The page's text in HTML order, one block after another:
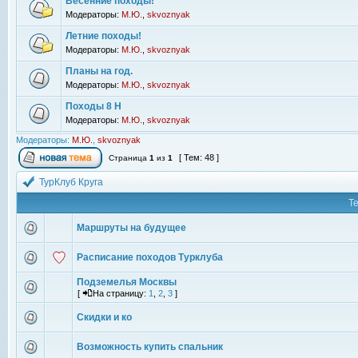
Модераторы: М.Ю. skvoznyak
Летние походы!
Модераторы: М.Ю. skvoznyak
Планы на год.
Модераторы: М.Ю. skvoznyak
Походы 8 Н
Модераторы: М.Ю. skvoznyak
Модераторы: М.Ю. skvoznyak
Страница 1 из 1 [ Тем: 48 ]
ТурКлуб Круга
Маршруты на будущее
Расписание походов Турклуба
Подземелья Москвы
[ На страницу: 1 2 3 ]
Скидки и ко
Возможность купить спальник